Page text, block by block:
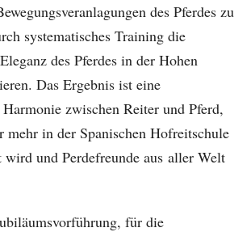
des Pferdes zu
systematisches Training die
des Pferdes in der Hohen
Das Ergebnis ist eine
zwischen Reiter und Pferd,
mehr in der Spanischen Hofreitschule
und Perdefreunde aus aller Welt
für die